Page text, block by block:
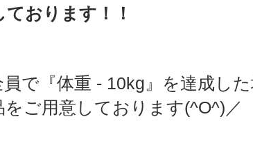
おります！！
で『体重 - 10kg』を達成し
ご用意しております(^O^)／